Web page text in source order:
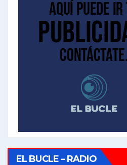
EL BUCLE – RADIO